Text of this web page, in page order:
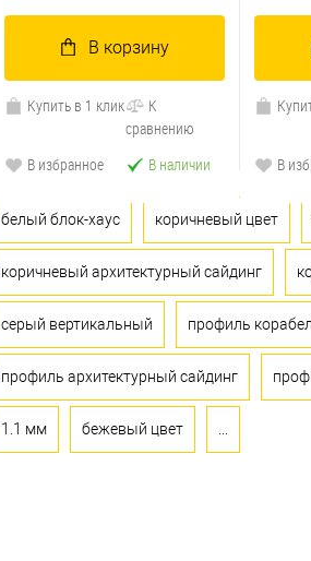
В корзину
Купить в 1 клик
К
сравнению
В избранное
В наличии
В
белый блок-хаус коричневый цвет
коричневый архитектурный сайдинг
серый вертикальный профиль
профиль архитектурный сайдинг
1.1 мм бежевый цвет ...